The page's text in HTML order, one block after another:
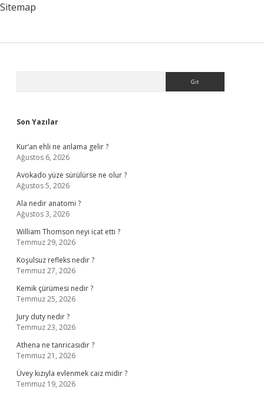
Sitemap
Son Yazılar
Kur’an ehli ne anlama gelir ?
Ağustos 6, 2026
Avokado yüze sürülürse ne olur ?
Ağustos 5, 2026
Ala nedir anatomi ?
Ağustos 3, 2026
William Thomson neyi icat etti ?
Temmuz 29, 2026
Koşulsuz refleks nedir ?
Temmuz 27, 2026
Kemik çürümesi nedir ?
Temmuz 25, 2026
Jury duty nedir ?
Temmuz 23, 2026
Athena ne tanricasıdır ?
Temmuz 21, 2026
Üvey kızıyla evlenmek caiz midir ?
Temmuz 19, 2026